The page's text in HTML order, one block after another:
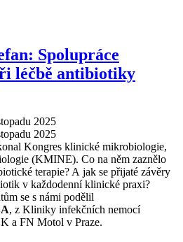
Spolupráce
léčbě antibiotiky
2025
2025
Kongres klinické mikrobiologie,
(KMINE). Co na něm zaznělo
terapie? A jak se přijaté závěry
v každodenní klinické praxi?
se s námi podělil
, z Kliniky infekčních nemocí
a FN Motol v Praze.